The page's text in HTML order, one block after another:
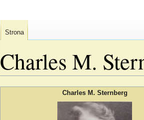
Charles M.
Charles M. Sternberg
Strona